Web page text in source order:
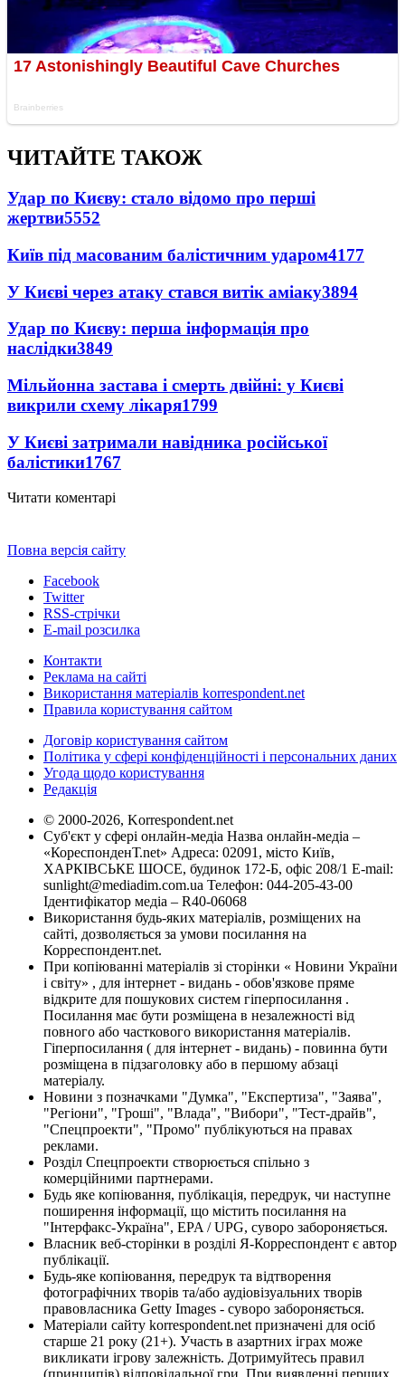
ЧИТАЙТЕ ТАКОЖ
Удар по Києву: стало відомо про перші
жертви5552
Київ під масованим балістичним ударом4177
У Києві через атаку стався витік аміаку3894
Удар по Києву: перша інформація про
наслідки3849
Мільйонна застава і смерть двійні: у Києві
викрили схему лікаря1799
У Києві затримали навідника російської
балістики1767
Читати коментарі
Повна версія сайту
Facebook
Twitter
RSS-стрічки
E-mail розсилка
Контакти
Реклама на сайті
Використання матеріалів korrespondent.net
Правила користування сайтом
Договір користування сайтом
Політика у сфері конфіденційності і персональних даних
Угода щодо користування
Редакція
© 2000-2026, Korrespondent.net
Суб'єкт у сфері онлайн-медіа Назва онлайн-медіа –
«КореспонденТ.net» Адреса: 02091, місто Київ,
ХАРКІВСЬКЕ ШОСЕ, будинок 172-Б, офіс 208/1 E-mail:
sunlight@mediadim.com.ua Телефон: 044-205-43-00
Ідентифікатор медіа – R40-06068
Використання будь-яких матеріалів, розміщених на
сайті, дозволяється за умови посилання на
Корреспондент.net.
При копіюванні матеріалів зі сторінки « Новини України
і світу» , для інтернет - видань - обов'язкове пряме
відкрите для пошукових систем гіперпосилання .
Посилання має бути розміщена в незалежності від
повного або часткового використання матеріалів.
Гіперпосилання ( для інтернет - видань) - повинна бути
розміщена в підзаголовку або в першому абзаці
матеріалу.
Новини з позначками "Думка", "Експертиза", "Заява",
"Регіони", "Гроші", "Влада", "Вибори", "Тест-драйв",
"Спецпроекти", "Промо" публікуються на правах
реклами.
Розділ Спецпроекти створюється спільно з
комерційними партнерами.
Будь яке копіювання, публікація, передрук, чи наступне
поширення інформації, що містить посилання на
"Інтерфакс-Україна", EPA / UPG, суворо забороняється.
Власник веб-сторінки в розділі Я-Корреспондент є автор
публікації.
Будь-яке копіювання, передрук та відтворення
фотографічних творів та/або аудіовізуальних творів
правовласника Getty Images - суворо забороняється.
Матеріали сайту korrespondent.net призначені для осіб
старше 21 року (21+). Участь в азартних іграх може
викликати ігрову залежність. Дотримуйтесь правил
(принципів) відповідальної гри. При виявленні перших